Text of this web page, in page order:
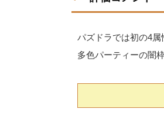
パズドラでは初の4属
多色パーティーの闇